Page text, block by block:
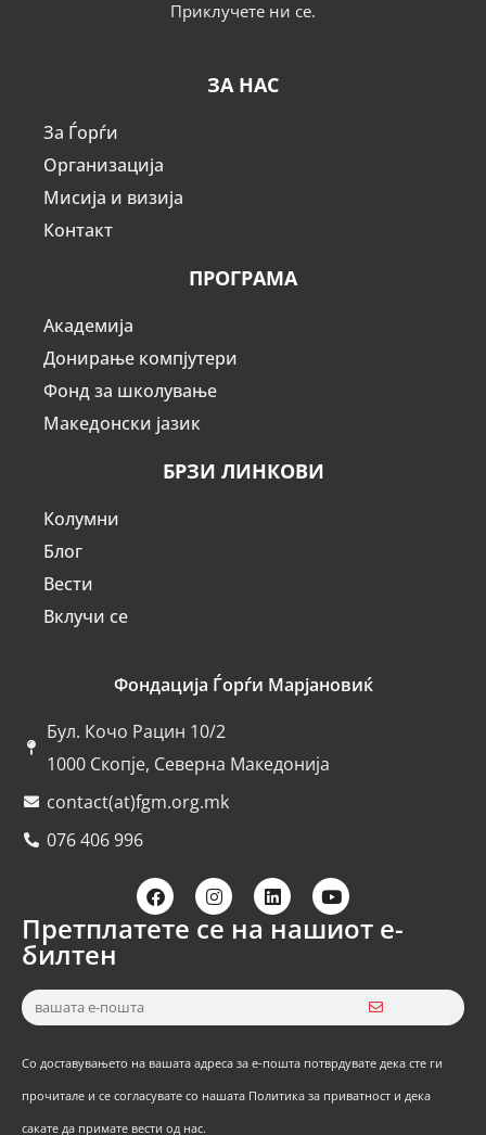
Приклучете ни се.
ЗА НАС
За Ѓорѓи
Организација
Мисија и визија
Контакт
ПРОГРАМА
Академија
Донирање компјутери
Фонд за школување
Македонски јазик
БРЗИ ЛИНКОВИ
Колумни
Блог
Вести
Вклучи се
Фондација Ѓорѓи Марјановиќ
Бул. Кочо Рацин 10/2
1000 Скопје, Северна Македонија
contact(at)fgm.org.mk
076 406 996
Претплатете се на нашиот е-
билтен
Со доставувањето на вашата адреса за е-пошта потврдувате дека сте ги
прочитале и се согласувате со нашата Политика за приватност и дека
сакате да примате вести од нас.